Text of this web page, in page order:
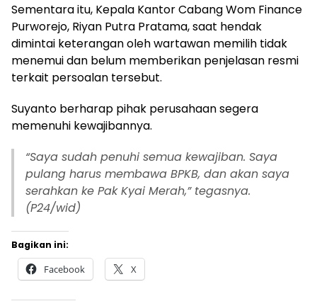
Sementara itu, Kepala Kantor Cabang Wom Finance
Purworejo, Riyan Putra Pratama, saat hendak
dimintai keterangan oleh wartawan memilih tidak
menemui dan belum memberikan penjelasan resmi
terkait persoalan tersebut.
Suyanto berharap pihak perusahaan segera
memenuhi kewajibannya.
“Saya sudah penuhi semua kewajiban. Saya
pulang harus membawa BPKB, dan akan saya
serahkan ke Pak Kyai Merah,” tegasnya.
(P24/wid)
Bagikan ini:
Facebook X